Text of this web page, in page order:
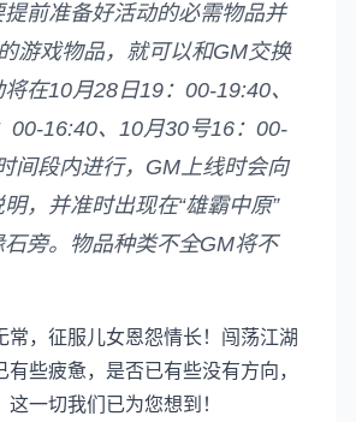
前准备好活动的必需物品并
游戏物品，就可以和GM交换
在10月28日19：00-19:40、
00-16:40、10月30号16：00-
间段内进行，GM上线时会向
，并准时出现在“雄霸中原”
旁。物品种类不全GM将不
常，征服儿女恩怨情长！闯荡江湖
有些疲惫，是否已有些没有方向，
一切我们已为您想到！